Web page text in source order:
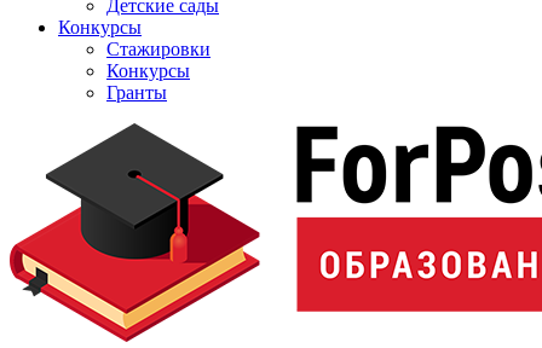
Детские сады
Конкурсы
Стажировки
Конкурсы
Гранты